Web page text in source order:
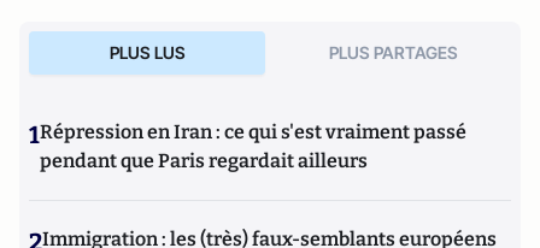
PLUS LUS PLUS PARTAGES
1Répression en Iran : ce qui s'est vraiment passé
pendant que Paris regardait ailleurs
2Immigration : les (très) faux-semblants européens